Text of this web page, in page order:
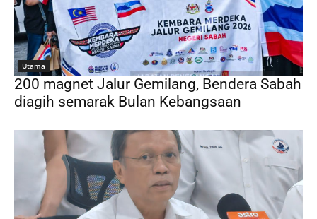
Utama
200 magnet Jalur Gemilang, Bendera Sabah
diagih semarak Bulan Kebangsaan